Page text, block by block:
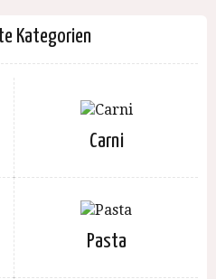
Kategorien
Carni
Pasta